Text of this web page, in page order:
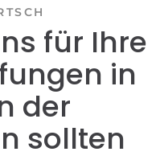
für Ihre
in
der
sollten